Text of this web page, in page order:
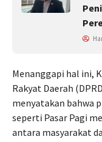
Menanggapi hal ini,
Rakyat Daerah
menyatakan bahwa
seperti Pasar Pagi
antara masyarakat